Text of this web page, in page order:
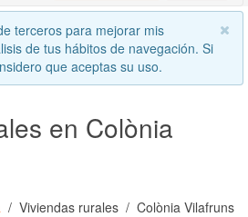
terceros para mejorar mis
de tus hábitos de navegación. Si
que aceptas su uso.
en Colònia
Viviendas rurales Colònia Vilafruns